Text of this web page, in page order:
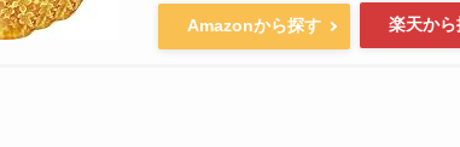
Amazonから探す 楽天から